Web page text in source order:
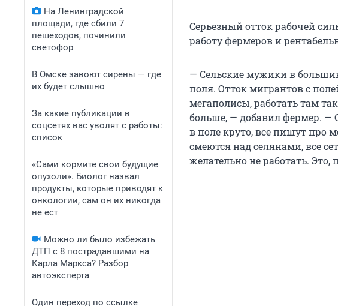
На Ленинградской
площади, где сбили 7
пешеходов, починили
светофор
В Омске завоют сирены — где
их будет слышно
За какие публикации в
соцсетях вас уволят с работы:
список
«Сами кормите свои будущие
опухоли». Биолог назвал
продукты, которые приводят к
онкологии, сам он их никогда
не ест
Можно ли было избежать
ДТП с 8 пострадавшими на
Карла Маркса? Разбор
автоэксперта
Один переход по ссылке
Серьезный отток рабочей
работу фермеров и
— Сельские мужики в
поля. Отток мигрантов с
мегаполисы, работать там
больше, — добавил фермер. —
в поле круто, все пишут про
смеются над селянами, все
желательно не работать. Это,